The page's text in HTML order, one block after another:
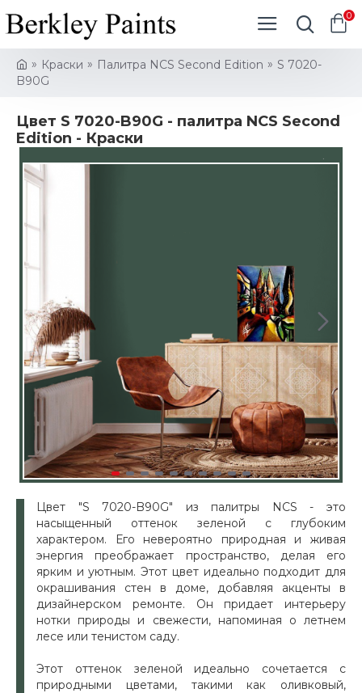
0
Краски Палитра NCS Second Edition
S 7020-
B90G
Цвет S 7020-B90G - палитра NCS Second
Edition - Краски
Цвет "S 7020-B90G" из палитры NCS - это
насыщенный оттенок зеленой с глубоким
характером. Его невероятно природная и живая
энергия преображает пространство, делая его
ярким и уютным. Этот цвет идеально подходит для
окрашивания стен в доме, добавляя акценты в
дизайнерском ремонте. Он придает интерьеру
нотки природы и свежести, напоминая о летнем
лесе или тенистом саду.
Этот оттенок зеленой идеально сочетается с
природными цветами, такими как оливковый,